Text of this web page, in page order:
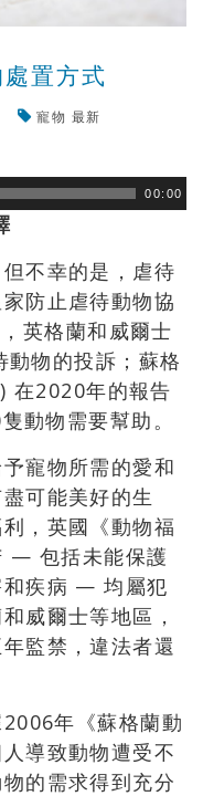
置方式
寵物 最新
00:00
不幸的是，虐待
防止虐待動物協
英格蘭和威爾士
物的投訴；蘇格
在2020年的報告
動物需要幫助。
寵物所需的愛和
可能美好的生
，英國《動物福
— 包括未能保護
和疾病 — 均屬犯
威爾士等地區，
監禁，違法者還
年《蘇格蘭動
導致動物遭受不
的需求得到充分